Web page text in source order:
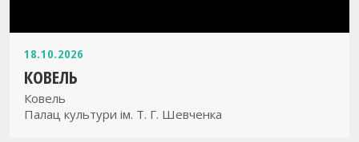
18.10.2026
КОВЕЛЬ
Ковель
Палац культури ім. Т. Г. Шевченка